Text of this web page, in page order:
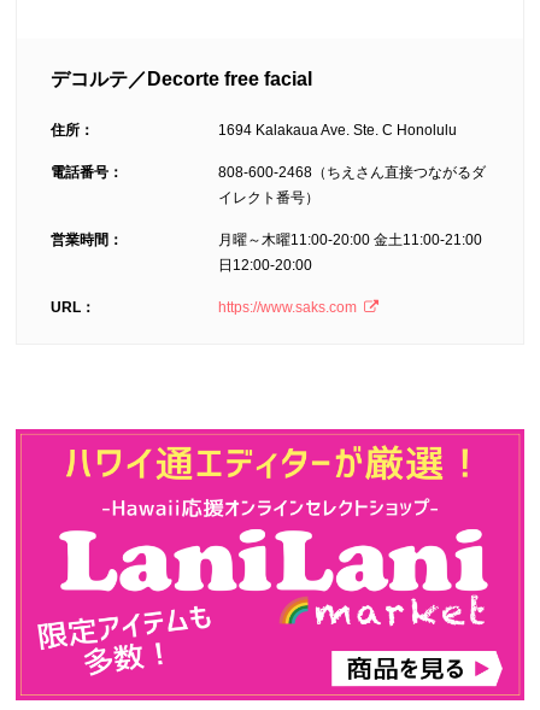
デコルテ／Decorte free facial
住所： 1694 Kalakaua Ave. Ste. C Honolulu
電話番号：
808-600-2468（ちえさん直接つながるダ
イレクト番号）
営業時間：
月曜～木曜11:00-20:00 金土11:00-21:00
日12:00-20:00
URL： https://www.saks.com